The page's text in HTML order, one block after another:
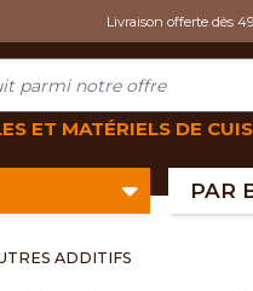
Livraison offerte dès
ET MATÉRIELS DE
PAR
ADDITIFS